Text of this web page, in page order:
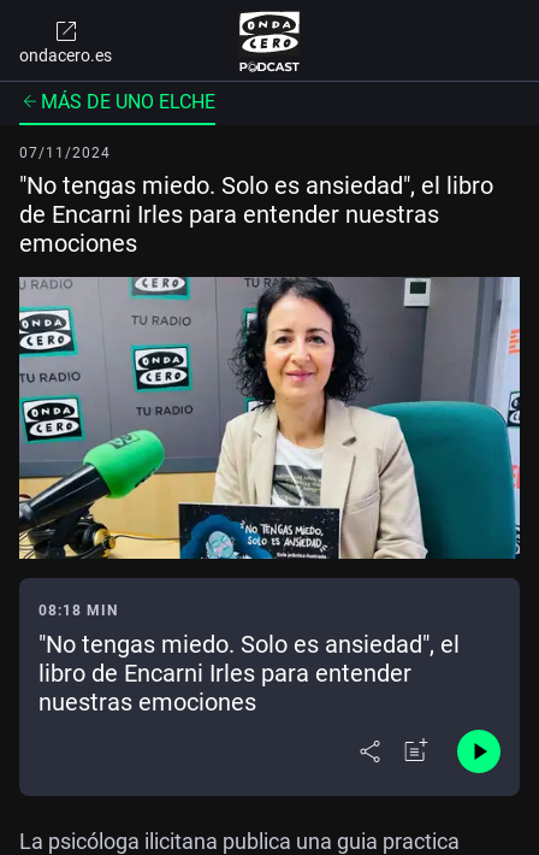
ondacero.es
MÁS DE UNO ELCHE
07/11/2024
"No tengas miedo. Solo es ansiedad", el libro
de Encarni Irles para entender nuestras
emociones
08:18 MIN
"No tengas miedo. Solo es ansiedad", el
libro de Encarni Irles para entender
nuestras emociones
La psicóloga ilicitana publica una guia practica